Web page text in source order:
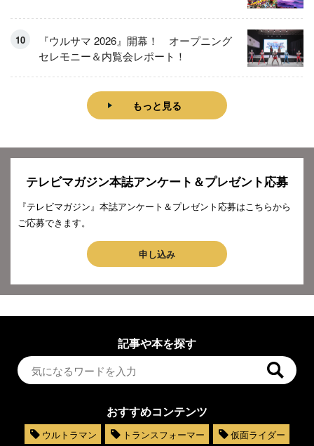
『ウルサマ 2026』開幕！ オープニング
セレモニー＆内覧会レポート！
もっと見る
テレビマガジン本誌アンケート＆プレゼント応募
『テレビマガジン』本誌アンケート＆プレゼント応募はこちらから
ご応募できます。
申し込み
記事や本を探す
おすすめコンテンツ
ウルトラマン トランスフォーマー 仮面ライダー